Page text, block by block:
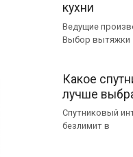
кухни
Ведущие
Выбор вытяжки
Какое
лучше
Спутниковый
безлимит в